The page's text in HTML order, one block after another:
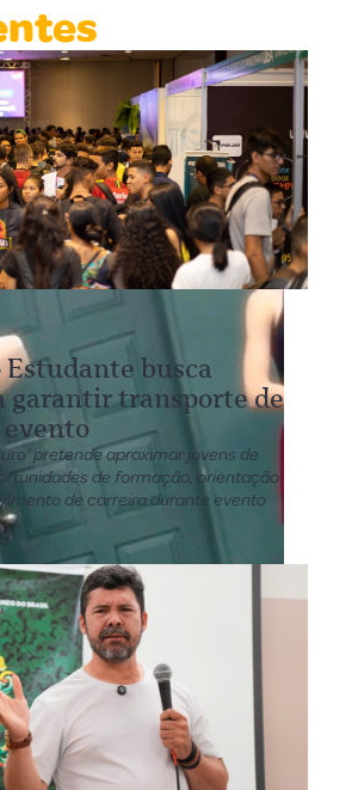
busca
garantir transporte de
pretende aproximar jovens de
de formação, orientação
de carreira durante evento